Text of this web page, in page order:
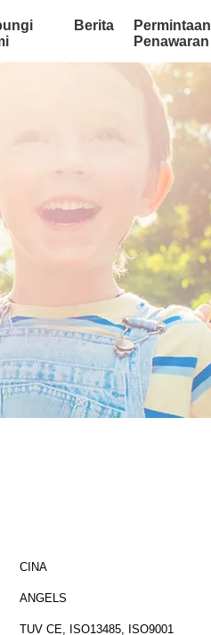
Berita
Permintaan
Penawaran
CINA
ANGELS
TUV CE, ISO13485, ISO9001